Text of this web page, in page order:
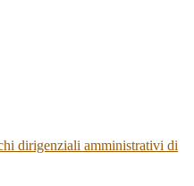
dirigenziali amministrativi di